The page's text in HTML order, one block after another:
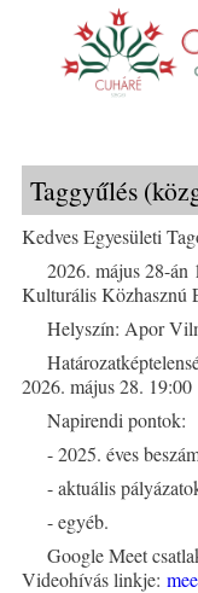
Taggyűlés
Kedves Egyesületi
2026. május 28-án
Kulturális Közhasznú
Helyszín: Apor
2026. május 28. 19:00
Napirendi pontok:
- 2025. éves
- aktuális
- egyéb.
Google Meet
Videohívás linkje: